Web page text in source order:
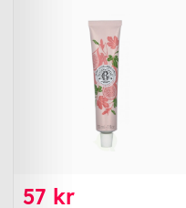
57 kr